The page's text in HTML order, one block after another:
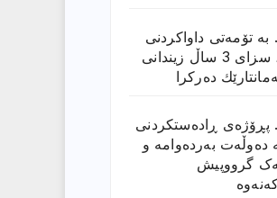
بە تۆمەتی داواكردنی
بەرتیل، سزای 3 ساڵ زیندانی
دەركرا
پڕۆژەی ڕادەستكردنی
دەوڵەت بەردەوامە و
گرووپیش